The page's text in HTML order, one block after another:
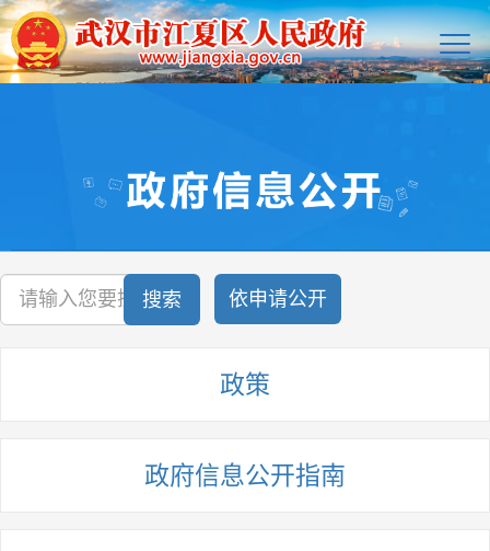
搜索 依申请公开
政策
政府信息公开指南